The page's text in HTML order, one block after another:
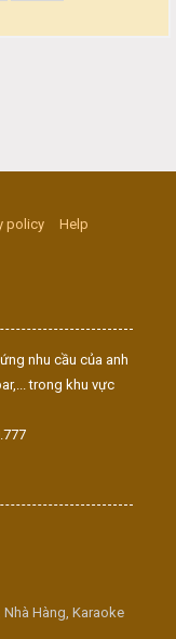
policy
Help
nhu cầu của anh
trong khu vực
Nhà Hàng, Karaoke